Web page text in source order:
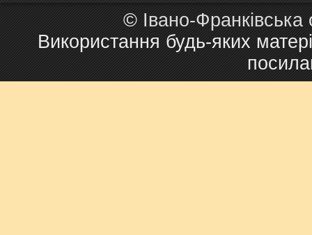
© Івано-
Використання будь-яких